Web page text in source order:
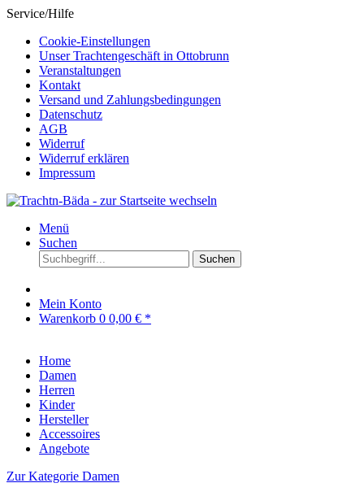
Service/Hilfe
Cookie-Einstellungen
Unser Trachtengeschäft in Ottobrunn
Veranstaltungen
Kontakt
Versand und Zahlungsbedingungen
Datenschutz
AGB
Widerruf
Widerruf erklären
Impressum
Menü
Suchen
Suchen
Mein Konto
Warenkorb 0 0,00 € *
Home
Damen
Herren
Kinder
Hersteller
Accessoires
Angebote
Zur Kategorie Damen